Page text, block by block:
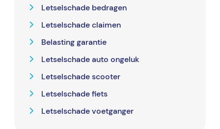
Letselschade bedragen
Letselschade claimen
Belasting garantie
Letselschade auto ongeluk
Letselschade scooter
Letselschade fiets
Letselschade voetganger